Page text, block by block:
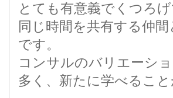
とても有意義でくつろ
同じ時間を共有する仲
です。
コンサルのバリエーシ
多く、新たに学べるこ